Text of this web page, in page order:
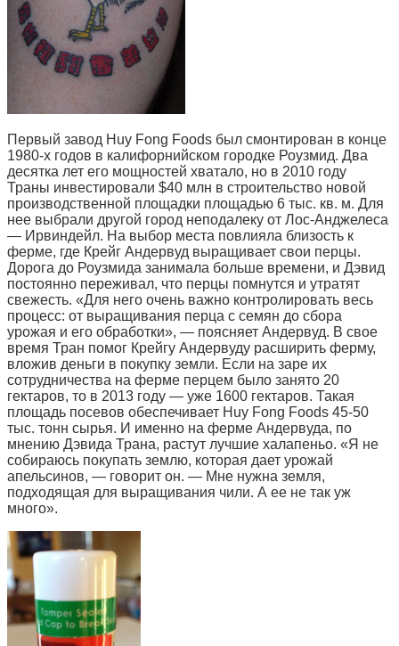
Первый завод Huy Fong Foods был смонтирован в конце
1980-х годов в калифорнийском городке Роузмид. Два
десятка лет его мощностей хватало, но в 2010 году
Траны инвестировали $40 млн в строительство новой
производственной площадки площадью 6 тыс. кв. м. Для
нее выбрали другой город неподалеку от Лос-Анджелеса
— Ирвиндейл. На выбор места повлияла близость к
ферме, где Крейг Андервуд выращивает свои перцы.
Дорога до Роузмида занимала больше времени, и Дэвид
постоянно переживал, что перцы помнутся и утратят
свежесть. «Для него очень важно контролировать весь
процесс: от выращивания перца с семян до сбора
урожая и его обработки», — поясняет Андервуд. В свое
время Тран помог Крейгу Андервуду расширить ферму,
вложив деньги в покупку земли. Если на заре их
сотрудничества на ферме перцем было занято 20
гектаров, то в 2013 году — уже 1600 гектаров. Такая
площадь посевов обеспечивает Huy Fong Foods 45-50
тыс. тонн сырья. И именно на ферме Андервуда, по
мнению Дэвида Трана, растут лучшие халапеньо. «Я не
собираюсь покупать землю, которая дает урожай
апельсинов, — говорит он. — Мне нужна земля,
подходящая для выращивания чили. А ее не так уж
много».